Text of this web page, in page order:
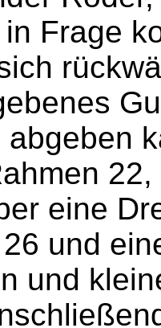
Frage
eine
und
und